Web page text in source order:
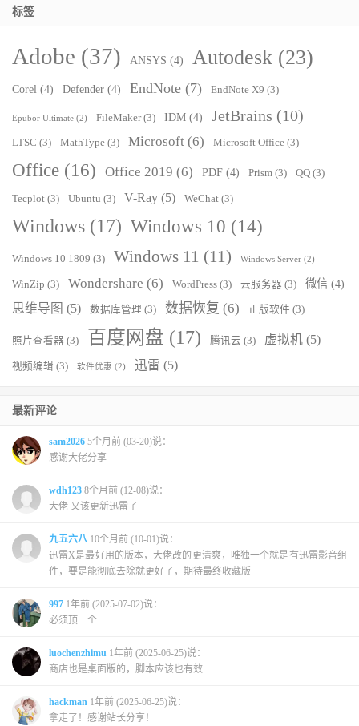
标签
Adobe (37) ANSYS (4) Autodesk (23)
Corel (4) Defender (4) EndNote (7) EndNote X9 (3)
Epubor Ultimate (2) FileMaker(3) IDM (4) JetBrains (10)
LTSC (3) MathType (3) Microsoft (6) Microsoft Office (3)
Office (16) Office 2019 (6) PDF (4) Prism (3) QQ (3)
Tecplot (3) Ubuntu (3) V-Ray (5) WeChat (3)
Windows (17) Windows 10 (14)
Windows 10 1809 (3) Windows 11 (11) Windows Server (2)
WinZip (3) Wondershare (6) WordPress (3) 云服务器 (3) 微信 (4)
思维导图 (5) 数据库管理 (3) 数据恢复 (6) 正版软件 (3)
照片查看器 (3) 百度网盘 (17) 腾讯云 (3) 虚拟机 (5)
视频编辑 (3) 软件优惠 (2) 迅雷 (5)
最新评论
sam2026 5个月前 (03-20)说：
感谢大佬分享
wdh123 8个月前 (12-08)说：
大佬 又该更新迅雷了
九五六八 10个月前 (10-01)说：
迅雷X是最好用的版本，大佬改的更清爽，唯独一个就是有迅雷影音组
件，要是能彻底去除就更好了，期待最终收藏版
997 1年前 (2025-07-02)说：
必须顶一个
luochenzhimu 1年前 (2025-06-25)说：
商店也是桌面版的，脚本应该也有效
hackman 1年前 (2025-06-25)说：
拿走了！感谢站长分享！